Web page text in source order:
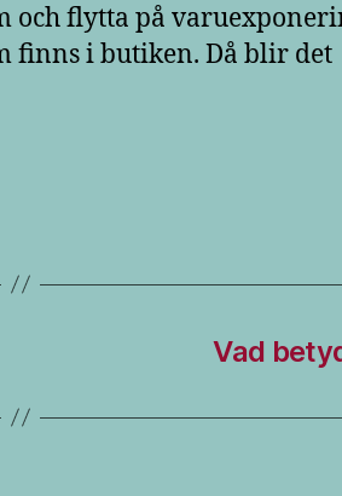
och flytta på
finns i butiken. Då blir det
Vad